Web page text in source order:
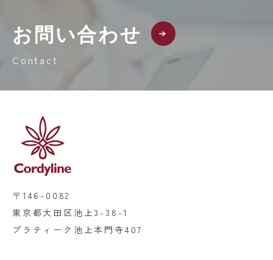
お問い合わせ
Contact
〒146-0082
東京都大田区池上3-38-1
プラティーク池上本門寺407